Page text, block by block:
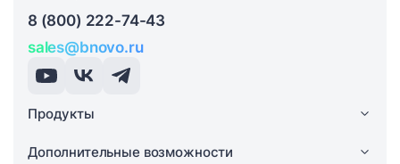
8 (800) 222-74-43
sales@bnovo.ru
Продукты
Дополнительные возможности